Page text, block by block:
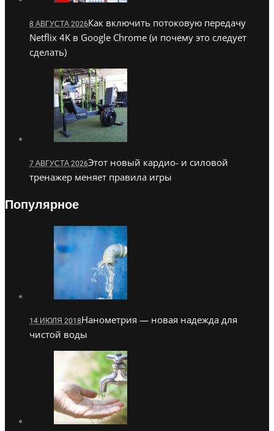
8 АВГУСТА 2026Как включить потоковую передачу
Netflix 4K в Google Chrome (и почему это следует
сделать)
7 АВГУСТА 2026Этот новый кардио- и силовой
тренажер меняет правила игры
Популярное
14 ИЮЛЯ 2018Нанометрия — новая надежда для
чистой воды